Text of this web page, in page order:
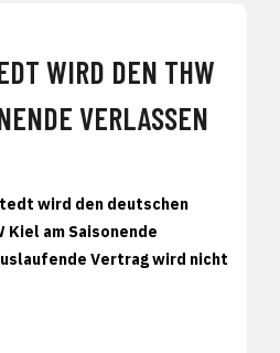
WIRD DEN THW
VERLASSEN
wird den deutschen
Kiel am Saisonende
Vertrag wird nicht